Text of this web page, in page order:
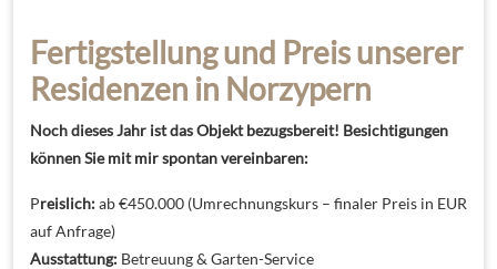
Fertigstellung und Preis unserer
Residenzen in Norzypern
Noch dieses Jahr ist das Objekt bezugsbereit! Besichtigungen
können Sie mit mir spontan vereinbaren:
Preislich:ab €450.000 (Umrechnungskurs – finaler Preis in EUR
auf Anfrage)
Ausstattung: Betreuung & Garten-Service